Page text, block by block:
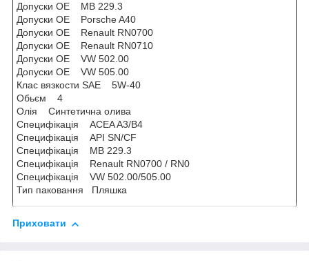
Допуски OE MB 229.3
Допуски OE Porsche A40
Допуски OE Renault RN0700
Допуски OE Renault RN0710
Допуски OE VW 502.00
Допуски OE VW 505.00
Клас вязкости SAE 5W-40
Обьєм 4
Олія Синтетична олива
Специфікація ACEA A3/B4
Специфікація API SN/CF
Специфікація MB 229.3
Специфікація Renault RN0700 / RN0
Специфікація VW 502.00/505.00
Тип паковання Пляшка
Приховати